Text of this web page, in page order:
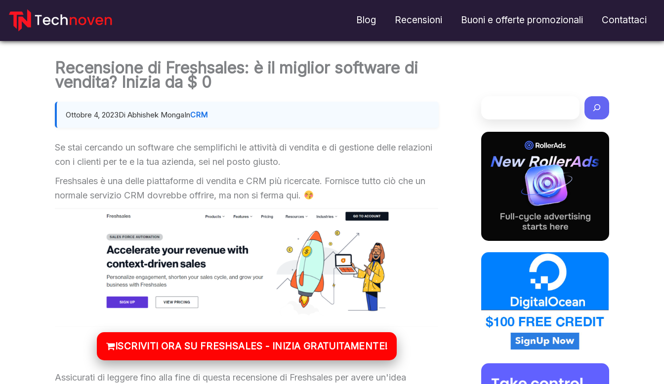
Blog Recensioni Buoni e offerte promozionali Contattaci
Recensione di Freshsales: è il miglior software di
vendita? Inizia da $ 0
Ottobre 4, 2023Di Abhishek MongaInCRM
Se stai cercando un software che semplifichi le attività di vendita e di gestione delle relazioni
con i clienti per te e la tua azienda, sei nel posto giusto.
Freshsales è una delle piattaforme di vendita e CRM più ricercate. Fornisce tutto ciò che un
normale servizio CRM dovrebbe offrire, ma non si ferma qui.
ISCRIVITI ORA SU FRESHSALES - INIZIA GRATUITAMENTE!
Assicurati di leggere fino alla fine di questa recensione di Freshsales per avere un'idea